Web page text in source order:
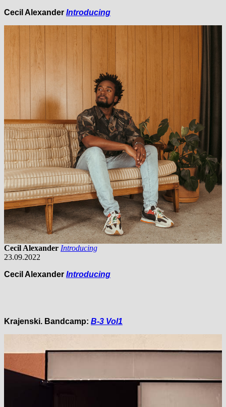
Cecil Alexander Introducing
Cecil Alexander Introducing
23.09.2022
Cecil Alexander Introducing
Krajenski. Bandcamp: B-3 Vol1